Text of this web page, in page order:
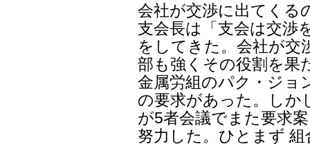
会社が交渉に出てくる
支会長は「支会は交渉
をしてきた。会社が交
部も強くその役割を果
金属労組のパク・ジョ
の要求があった。しか
が5者会議でまた要求
努力した。ひとまず